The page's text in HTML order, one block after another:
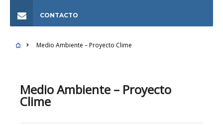
CONTACTO
Medio Ambiente – Proyecto Clime
Medio Ambiente – Proyecto
Clime